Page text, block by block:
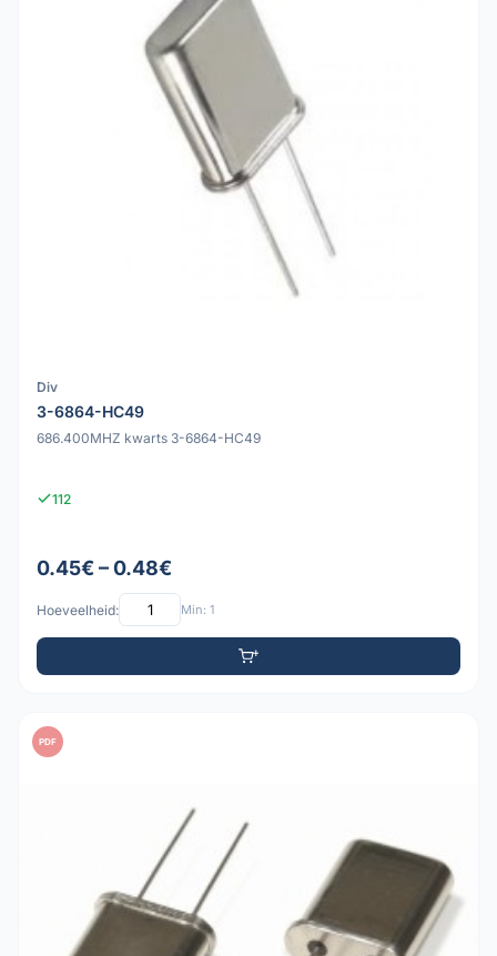
Div
3-6864-HC49
686.400MHZ kwarts 3-6864-HC49
112
0.45€ – 0.48€
Hoeveelheid: Min: 1
PDF